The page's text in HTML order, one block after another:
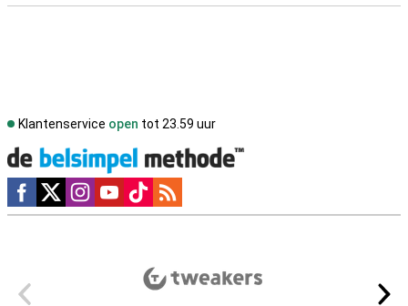
Klantenservice open tot 23.59 uur
Social media